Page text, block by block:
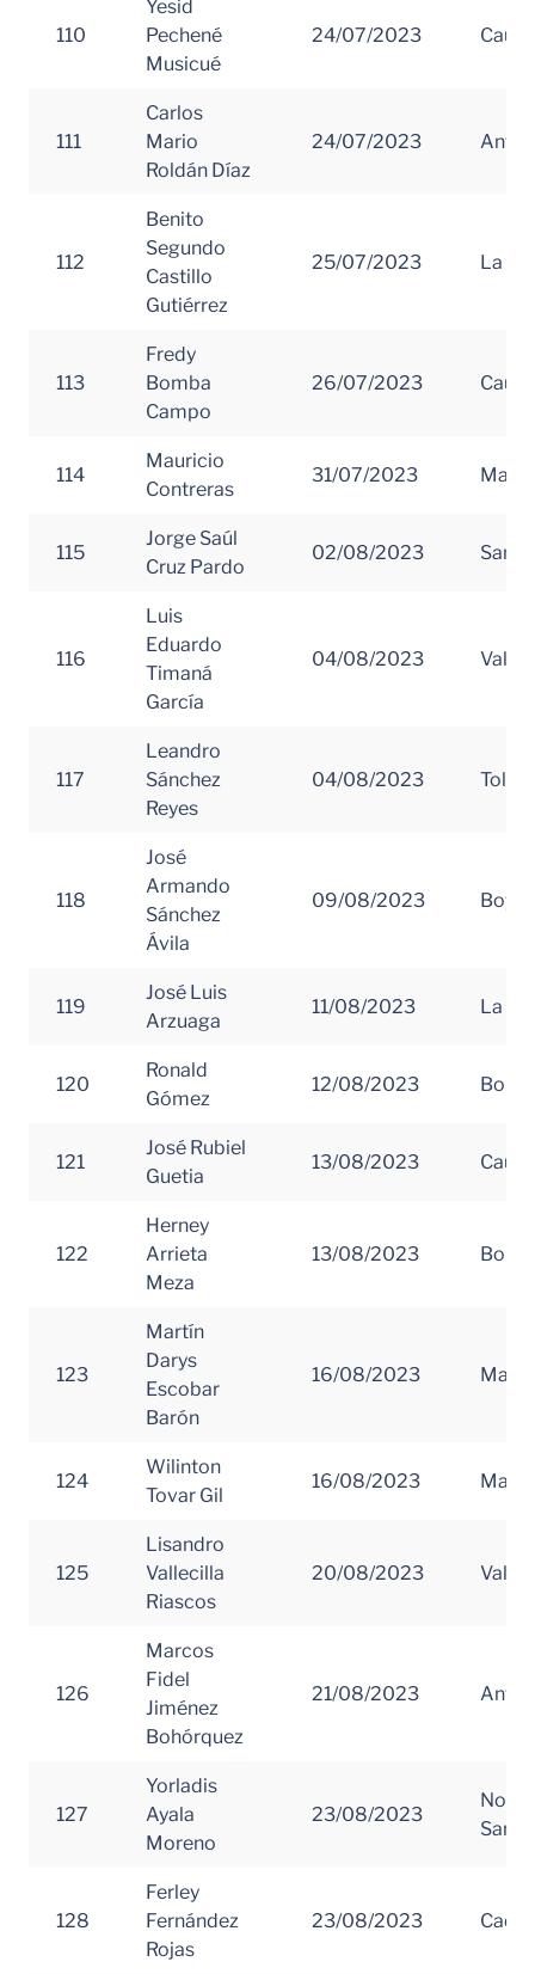
110
Yesid
Pechené
Musicué
24/07/2023
111
Carlos
Mario
Roldán Díaz
24/07/2023
112
Benito
Segundo
Castillo
Gutiérrez
25/07/2023 La
113
Fredy
Bomba
Campo
26/07/2023
114
Mauricio
Contreras
31/07/2023
115
Jorge Saúl
Cruz Pardo
02/08/2023
116
Luis
Eduardo
Timaná
García
04/08/2023 Valle
117
Leandro
Sánchez
Reyes
04/08/2023
118
José
Armando
Sánchez
Ávila
09/08/2023
119
José Luis
Arzuaga
11/08/2023 La
120
Ronald
Gómez
12/08/2023
121
José Rubiel
Guetia
13/08/2023
122
Herney
Arrieta
Meza
13/08/2023
123
Martín
Darys
Escobar
Barón
16/08/2023
124
Wilinton
Tovar Gil
16/08/2023
125
Lisandro
Vallecilla
Riascos
20/08/2023 Valle
126
Marcos
Fidel
Jiménez
Bohórquez
21/08/2023
127
Yorladis
Ayala
Moreno
23/08/2023
Norte
128
Ferley
Fernández
Rojas
23/08/2023